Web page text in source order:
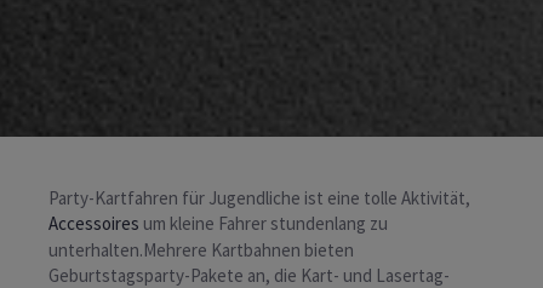
Party-Kartfahren für Jugendliche ist eine tolle Aktivität,
Accessoires um kleine Fahrer stundenlang zu
unterhalten.Mehrere Kartbahnen bieten
Geburtstagsparty-Pakete an, die Kart- und Lasertag-